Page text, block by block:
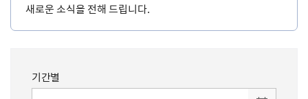
새로운 소식을 전해 드립니다.
기간별